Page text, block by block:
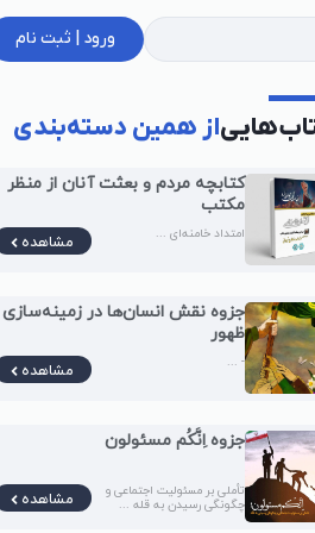
ورود | ثبت نام
از همین دسته‌بندی
کتابچه مردم و بعثت آنان از منظر
مکتب
امتداد خامنه‌ای ... مشاهده
جزوه نقش انسان‌ها در زمینه‌سازی
ظهور
- ... مشاهده
جزوه اِنَّکُم مسئولون
تأملی بر مسئولیت اجتماعی و
چگونگی رسیدن به قله ...
مشاهده